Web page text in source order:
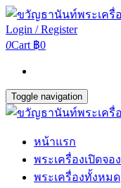
Login / Register
0Cart ฿0
Toggle navigation
หน้าแรก
พระเครื่องเปิดจอง
พระเครื่องทั้งหมด